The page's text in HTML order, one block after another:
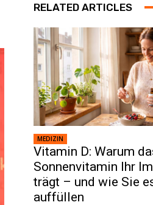
RELATED ARTICLES
MEDIZIN
Vitamin D: Warum
Sonnenvitamin Ihr
trägt – und wie Sie
auffüllen